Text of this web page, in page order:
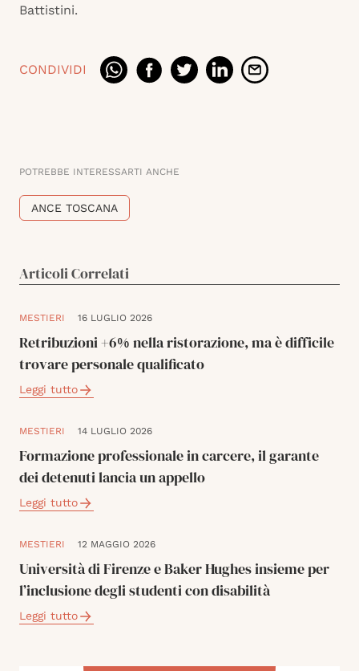
Battistini.
CONDIVIDI
POTREBBE INTERESSARTI ANCHE
ANCE TOSCANA
Articoli Correlati
MESTIERI 16 LUGLIO 2026
Retribuzioni +6% nella ristorazione, ma è difficile
trovare personale qualificato
Leggi tutto
MESTIERI 14 LUGLIO 2026
Formazione professionale in carcere, il garante
dei detenuti lancia un appello
Leggi tutto
MESTIERI 12 MAGGIO 2026
Università di Firenze e Baker Hughes insieme per
l’inclusione degli studenti con disabilità
Leggi tutto